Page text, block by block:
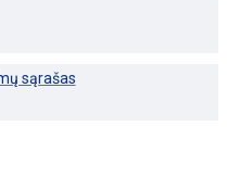
sąrašas